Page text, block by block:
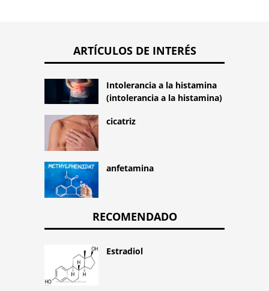
ARTÍCULOS DE INTERÉS
Intolerancia a la histamina
(intolerancia a la histamina)
cicatriz
anfetamina
RECOMENDADO
Estradiol